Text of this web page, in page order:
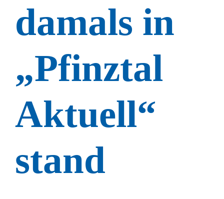
damals in
„Pfinztal
Aktuell“
stand